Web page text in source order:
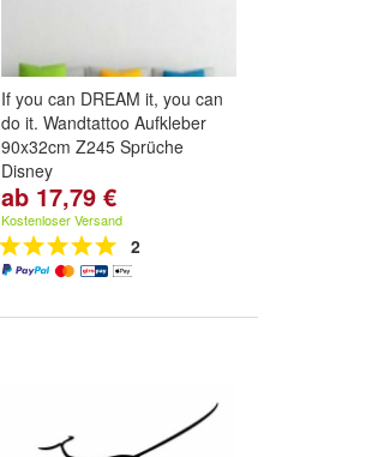
If you can DREAM it, you can
do it. Wandtattoo Aufkleber
90x32cm Z245 Sprüche
Disney
Farbe:Schwarz
undweitere ...
ab 17,79 €
Kostenloser Versand
2